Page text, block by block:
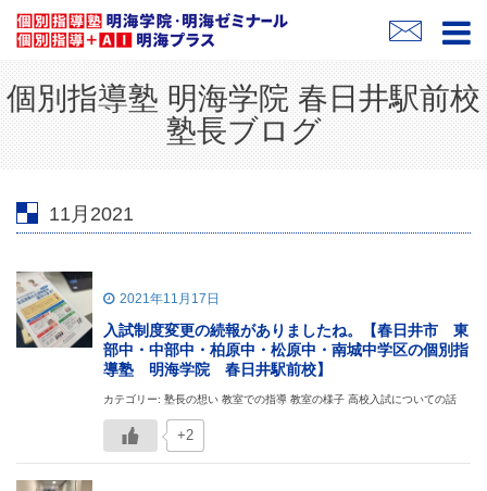
個別指導塾 明海学院 春日井駅前校
塾長ブログ
11月2021
2021年11月17日
入試制度変更の続報がありましたね。【春日井市 東
部中・中部中・柏原中・松原中・南城中学区の個別指
導塾 明海学院 春日井駅前校】
カテゴリー: 塾長の想い 教室での指導 教室の様子 高校入試についての話
+2